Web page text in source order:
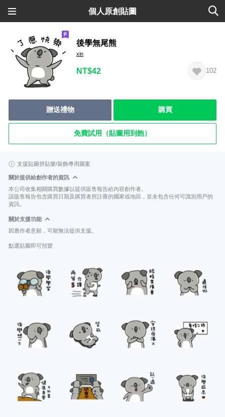
個人原創貼圖
後學無尾熊
xin
NT$42 102
贈送禮物 購買
免費試用（貼圖用到飽）
支援貼圖拼貼樂/裝飾專用圖案
關於提供給創作者的資訊
本公司收集相關購買數據以提供販售報告給內容創作者。
該販售報告包含購買日期及購買者所註冊的國家或地區，並未包含任何可識別用戶的
資訊。
關於支援功能
因應作者意願，可能無法提供支援。
點選貼圖即可預覽